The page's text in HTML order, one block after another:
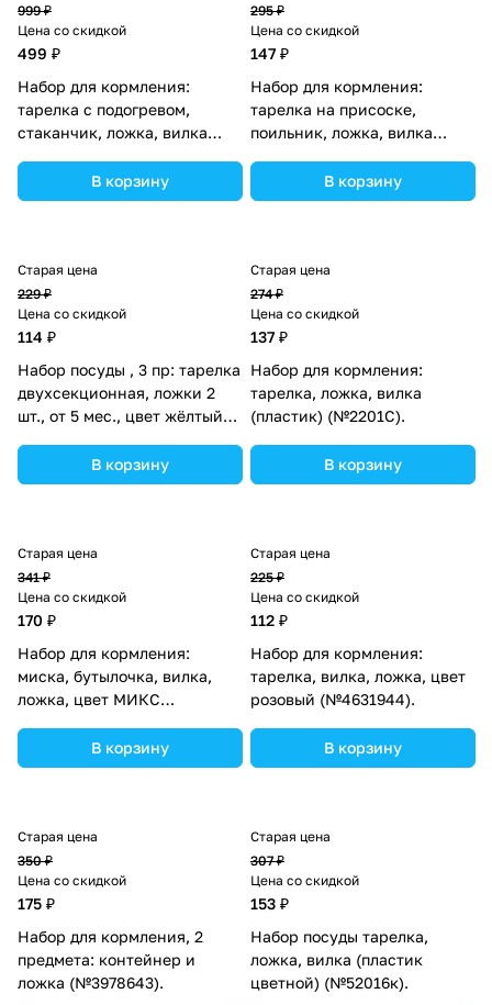
999 ₽
Цена со скидкой
499 ₽
Набор для кормления:
тарелка с подогревом,
стаканчик, ложка, вилка
В корзину
295 ₽
Цена со скидкой
147 ₽
Набор для кормления:
тарелка на присоске,
поильник, ложка, вилка
В корзину
Старая цена
229 ₽
Цена со скидкой
114 ₽
Набор посуды , 3 пр: тарелка
двухсекционная, ложки 2
шт., от 5 мес., цвет жёлтый
В корзину
Старая цена
274 ₽
Цена со скидкой
137 ₽
Набор для кормления:
тарелка, ложка, вилка
(пластик) (№2201С).
В корзину
Старая цена
341 ₽
Цена со скидкой
170 ₽
Набор для кормления:
миска, бутылочка, вилка,
ложка, цвет МИКС
В корзину
Старая цена
225 ₽
Цена со скидкой
112 ₽
Набор для кормления:
тарелка, вилка, ложка, цвет
розовый (№4631944).
В корзину
Старая цена
350 ₽
Цена со скидкой
175 ₽
Набор для кормления, 2
предмета: контейнер и
ложка (№3978643).
Старая цена
307 ₽
Цена со скидкой
153 ₽
Набор посуды тарелка,
ложка, вилка (пластик
цветной) (№52016к).